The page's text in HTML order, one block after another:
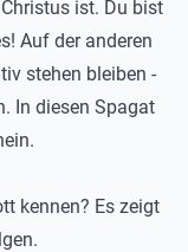
ist. Du bist
Auf der anderen
stehen bleiben -
In diesen Spagat
kennen? Es zeigt